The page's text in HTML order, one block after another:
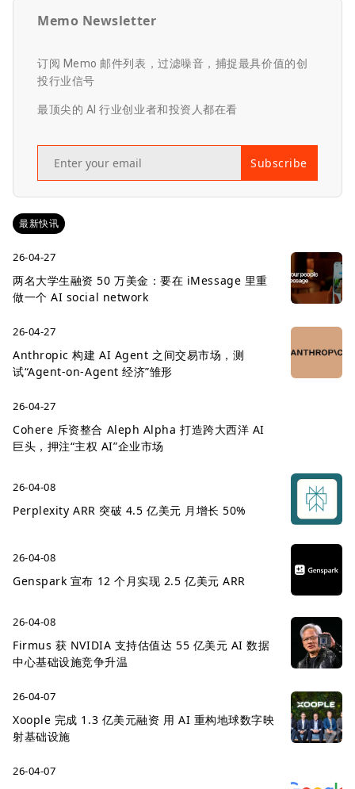
Memo Newsletter
订阅 Memo 邮件列表，过滤噪音，捕捉最具价值的创
投行业信号
最顶尖的 AI 行业创业者和投资人都在看
Subscribe
最新快讯
26-04-27
两名大学生融资 50 万美金：要在 iMessage 里重
做一个 AI social network
26-04-27
Anthropic 构建 AI Agent 之间交易市场，测
试“Agent-on-Agent 经济”雏形
26-04-27
Cohere 斥资整合 Aleph Alpha 打造跨大西洋 AI
巨头，押注“主权 AI”企业市场
26-04-08
Perplexity ARR 突破 4.5 亿美元 月增长 50%
26-04-08
Genspark 宣布 12 个月实现 2.5 亿美元 ARR
26-04-08
Firmus 获 NVIDIA 支持估值达 55 亿美元 AI 数据
中心基础设施竞争升温
26-04-07
Xoople 完成 1.3 亿美元融资 用 AI 重构地球数字映
射基础设施
26-04-07